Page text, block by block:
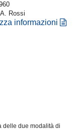
Rossi
informazioni
delle due modalità di